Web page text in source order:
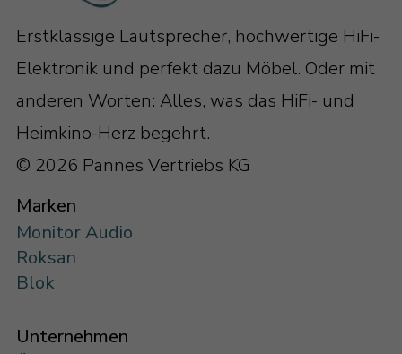
Erstklassige Lautsprecher, hochwertige HiFi-
Elektronik und perfekt dazu Möbel. Oder mit
anderen Worten: Alles, was das HiFi- und
Heimkino-Herz begehrt.
© 2026 Pannes Vertriebs KG
Marken
Monitor Audio
Roksan
Blok
Unternehmen